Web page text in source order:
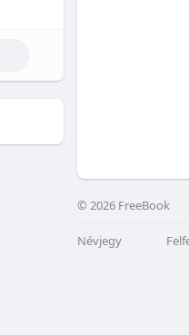
© 2026 FreeBook
Névjegy